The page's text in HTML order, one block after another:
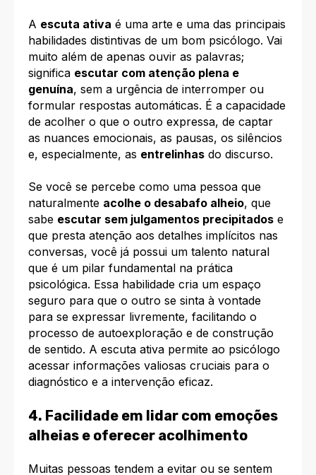
A escuta ativa é uma arte e uma das principais
habilidades distintivas de um bom psicólogo. Vai
muito além de apenas ouvir as palavras;
significa escutar com atenção plena e
genuína, sem a urgência de interromper ou
formular respostas automáticas. É a capacidade
de acolher o que o outro expressa, de captar
as nuances emocionais, as pausas, os silêncios
e, especialmente, as entrelinhas do discurso.
Se você se percebe como uma pessoa que
naturalmente acolhe o desabafo alheio, que
sabe escutar sem julgamentos precipitados e
que presta atenção aos detalhes implícitos nas
conversas, você já possui um talento natural
que é um pilar fundamental na prática
psicológica. Essa habilidade cria um espaço
seguro para que o outro se sinta à vontade
para se expressar livremente, facilitando o
processo de autoexploração e de construção
de sentido. A escuta ativa permite ao psicólogo
acessar informações valiosas cruciais para o
diagnóstico e a intervenção eficaz.
4. Facilidade em lidar com emoções
alheias e oferecer acolhimento
Muitas pessoas tendem a evitar ou se sentem